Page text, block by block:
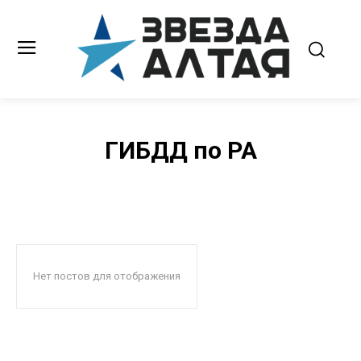
ГИБДД по РА
Нет постов для отображения